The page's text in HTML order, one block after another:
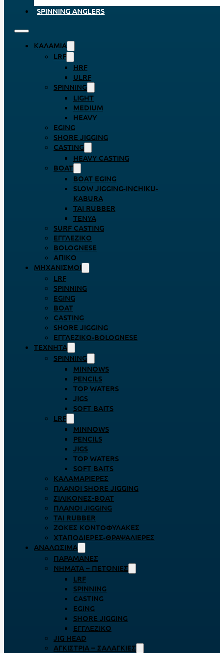
SPINNING ANGLERS
ΚΑΛΆΜΙΑ
LRF
HRF
ULRF
SPINNING
LIGHT
MEDIUM
HEAVY
EGING
SHORE JIGGING
CASTING
HEAVY CASTING
BOAT
BOAT EGING
SLOW JIGGING-INCHIKU-
KABURA
TAI RUBBER
TENYA
SURF CASTING
ΕΓΓΛΈΖΙΚΟ
BOLOGNESE
ΑΠΊΚΟ
ΜΗΧΑΝΙΣΜΟΊ
LRF
SPINNING
EGING
BOAT
CASTING
SHORE JIGGING
ΕΓΓΛΈΖΙΚΟ-BOLOGNESE
ΤΕΧΝΗΤΆ
SPINNING
MINNOWS
PENCILS
TOP WATERS
JIGS
SOFT BAITS
LRF
MINNOWS
PENCILS
JIGS
TOP WATERS
SOFT BAITS
ΚΑΛΑΜΑΡΙΈΡΕΣ
ΠΛΆΝΟΙ SHORE JIGGING
ΣΙΛΙΚΌΝΕΣ-BOAT
ΠΛΆΝΟΙ JIGGING
TAI RUBBER
ΖΌΚΕΣ ΚΟΝΤΟΦΎΛΑΚΕΣ
ΧΤΑΠΟΔΙΈΡΕΣ-ΘΡΑΨΑΛΙΈΡΕΣ
ΑΝΑΛΏΣΙΜΑ
ΠΑΡΑΜΆΝΕΣ
ΝΉΜΑΤΑ – ΠΕΤΟΝΙΈΣ
LRF
SPINNING
CASTING
EGING
SHORE JIGGING
ΕΓΓΛΈΖΙΚΟ
JIG HEAD
ΑΓΚΊΣΤΡΙΑ – ΣΑΛΑΓΚΙΈΣ